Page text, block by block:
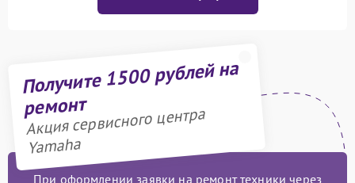
Получите 1500 рублей на
ремонт
Акция сервисного центра
Yamaha
При оформлении заявки на ремонт техники через